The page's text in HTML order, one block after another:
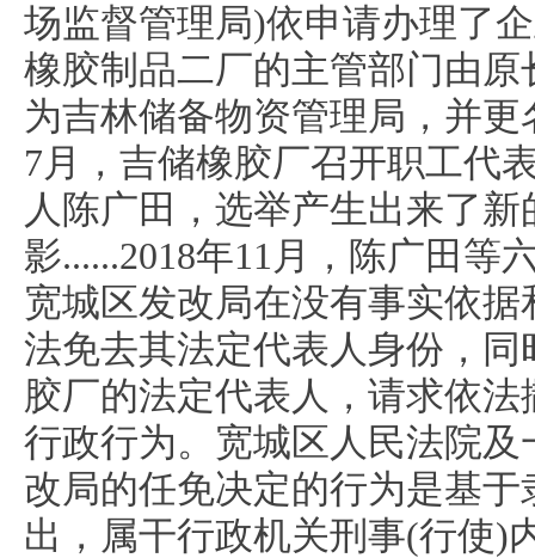
场监督管理局)依申请办理了
橡胶制品二厂的主管部门由
为吉林储备物资管理局，并
7月，吉储橡胶厂召开职工代
人陈广田，选举产生出来了
影......2018年11月，陈广田等
宽城区发改局在没有事实依
法免去其法定代表人身份，
胶厂的法定代表人，请求依
行政行为。宽城区人民法院
改局的任免决定的行为是基
出，属干行政机关刑事(行使)